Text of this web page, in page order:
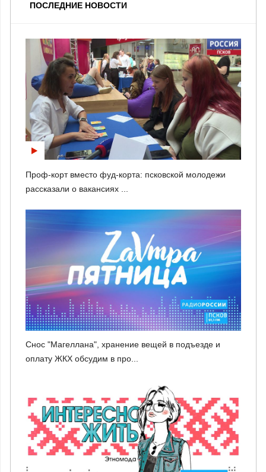
ПОСЛЕДНИЕ НОВОСТИ
Проф-корт вместо фуд-корта: псковской молодежи
рассказали о вакансиях ...
Снос "Магеллана", хранение вещей в подъезде и
оплату ЖКХ обсудим в про...